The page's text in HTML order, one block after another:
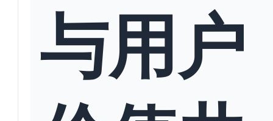
与用户